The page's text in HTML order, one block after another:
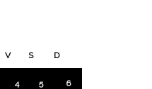
V S D
4 5 6